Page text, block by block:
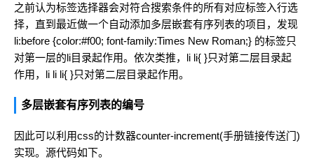
之前认为标签选择器会对符合搜索条件的所有对应标签入行选
择，直到最近做一个自动添加多层嵌套有序列表的项目，发现
li:before {color:#f00; font-family:Times New Roman;} 的标签只
对第一层的li目录起作用。依次类推，li li{ }只对第二层目录起
作用，li li li{ }只对第二层目录起作用。
多层嵌套有序列表的编号
因此可以利用css的计数器counter-increment(手册链接传送门)
实现。源代码如下。